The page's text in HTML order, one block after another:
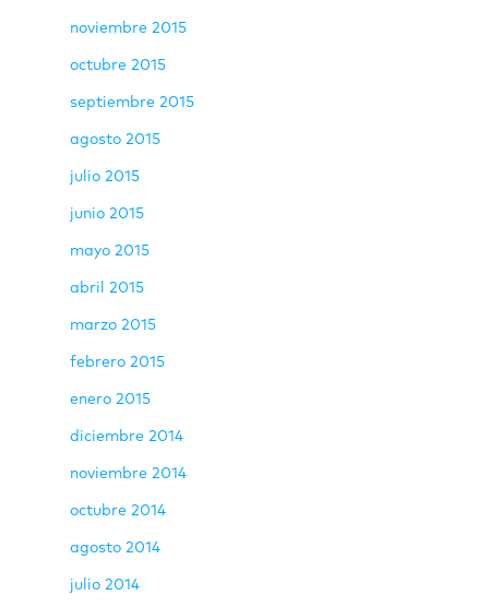
noviembre 2015
octubre 2015
septiembre 2015
agosto 2015
julio 2015
junio 2015
mayo 2015
abril 2015
marzo 2015
febrero 2015
enero 2015
diciembre 2014
noviembre 2014
octubre 2014
agosto 2014
julio 2014